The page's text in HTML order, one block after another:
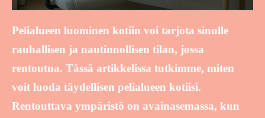
Pelialueen luominen kotiin voi tarjota sinulle
rauhallisen ja nautinnollisen tilan, jossa
rentoutua. Tässä artikkelissa tutkimme, miten
voit luoda täydellisen pelialueen kotiisi.
Rentouttava ympäristö on avainasemassa, kun